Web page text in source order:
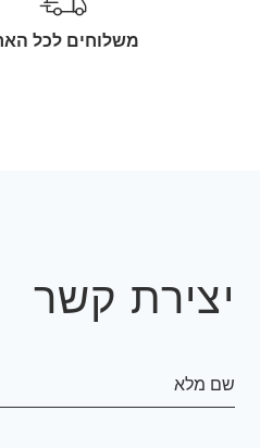
משלוחים לכל
יצירת קשר